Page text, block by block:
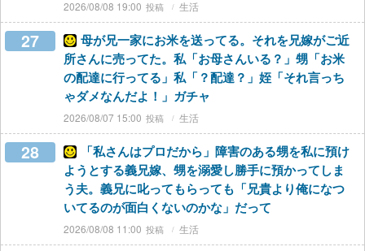
2026/08/08 19:00 生活
27
母が兄一家にお米を送ってる。それを兄嫁がご近
所さんに売ってた。私「お母さんいる？」甥「お米
の配達に行ってる」私「？配達？」姪「それ言っち
ゃダメなんだよ！」ガチャ
2026/08/07 15:00 生活
28
「私さんはプロだから」障害のある甥を私に預け
ようとする義兄嫁、甥を溺愛し勝手に預かってしま
う夫。義兄に叱ってもらっても「兄貴より俺になつ
いてるのが面白くないのかな」だって
2026/08/08 11:00 生活